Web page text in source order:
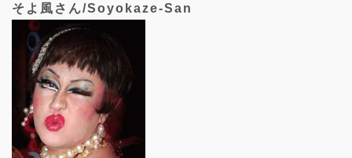
そよ風さん/Soyokaze-San